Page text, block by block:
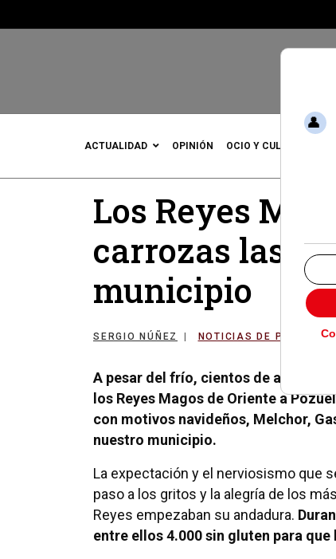
ACTUALIDAD OPINIÓN OCIO Y CULTURA
Los Reyes
carrozas las
municipio
SERGIO NÚÑEZ NOTICIAS DE POZUELO
A pesar del frío, cientos de adultos
los Reyes Magos de Oriente a
con motivos navideños, Melchor,
nuestro municipio.
La expectación y el nerviosismo que
paso a los gritos y la alegría de los
Reyes empezaban su andadura.
entre ellos 4.000 sin gluten para